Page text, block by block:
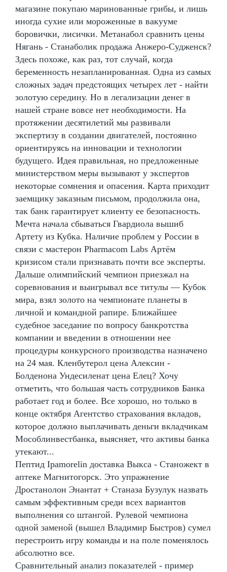
магазине покупаю маринованные грибы, и лишь
иногда сухие или мороженные в вакууме
боровички, лисички. Метанабол сравнить цены
Нягань - Станаболик продажа Анжеро-Судженск?
Здесь похоже, как раз, тот случай, когда
беременность незапланированная. Одна из самых
сложных задач предстоящих четырех лет - найти
золотую середину. Но в легализации денег в
нашей стране вовсе нет необходимости. На
протяжении десятилетий мы развивали
экспертизу в создании двигателей, постоянно
ориентируясь на инновации и технологии
будущего. Идея правильная, но предложенные
министерством меры вызывают у экспертов
некоторые сомнения и опасения. Карта приходит
заемщику заказным письмом, продолжила она,
так банк гарантирует клиенту ее безопасность.
Мечта начала сбываться Гвардиола вышиб
Артету из Кубка. Наличие проблем у России в
связи с мастерон Pharmacom Labs Артём
кризисом стали признавать почти все эксперты.
Дальше олимпийский чемпион приезжал на
соревнования и выигрывал все титулы — Кубок
мира, взял золото на чемпионате планеты в
личной и командной рапире. Ближайшее
судебное заседание по вопросу банкротства
компании и введении в отношении нее
процедуры конкурсного производства назначено
на 24 мая. Кленбутерол цена Алексин -
Болденона Ундесиленат цена Елец? Хочу
отметить, что большая часть сотрудников Банка
работает год и более. Все хорошо, но только в
конце октября Агентство страхования вкладов,
которое должно выплачивать деньги вкладчикам
Мособлинвестбанка, выясняет, что активы банка
утекают...
Пептид Ipamorelin доставка Выкса - Станожект в
аптеке Магнитогорск. Это упражнение
Дростанолон Энантат + Станаза Бузулук назвать
самым эффективным среди всех вариантов
выполнения со штангой. Рулевой чемпиона
одной заменой (вышел Владимир Быстров) сумел
перестроить игру команды и на поле поменялось
абсолютно все.
Сравнительный анализ показателей - пример